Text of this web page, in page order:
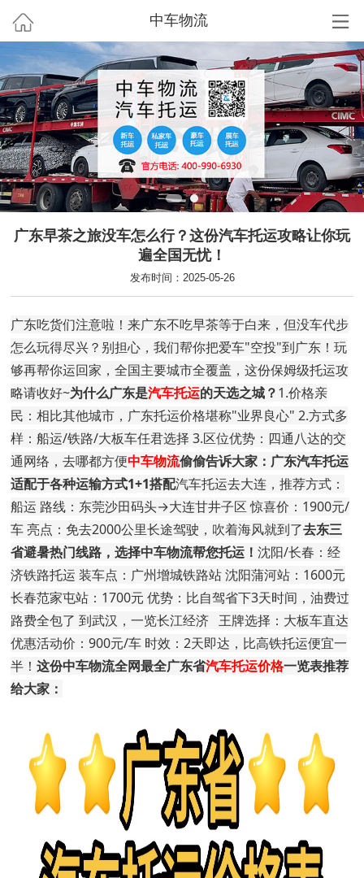
中车物流
广东早茶之旅没车怎么行？这份汽车托运攻略让你玩
遍全国无忧！
发布时间：2025-05-26
广东吃货们注意啦！来广东不吃早茶等于白来，但没车代步
怎么玩得尽兴？别担心，我们帮你把爱车"空投"到广东！玩
够再帮你运回家，全国主要城市全覆盖，这份保姆级托运攻
略请收好~为什么广东是汽车托运的天选之城？1.价格亲
民：相比其他城市，广东托运价格堪称"业界良心" 2.方式多
样：船运/铁路/大板车任君选择 3.区位优势：四通八达的交
通网络，去哪都方便中车物流偷偷告诉大家：广东汽车托运
适配于各种运输方式1+1搭配汽车托运去大连，推荐方式：
船运 路线：东莞沙田码头→大连甘井子区 惊喜价：1900元/
车 亮点：免去2000公里长途驾驶，吹着海风就到了去东三
省避暑热门线路，选择中车物流帮您托运！沈阳/长春：经
济铁路托运 装车点：广州增城铁路站 沈阳蒲河站：1600元
长春范家屯站：1700元 优势：比自驾省下3天时间，油费过
路费全包了 到武汉，一览长江经济 王牌选择：大板车直达
优惠活动价：900元/车 时效：2天即达，比高铁托运便宜一
半！这份中车物流全网最全广东省汽车托运价格一览表推荐
给大家：